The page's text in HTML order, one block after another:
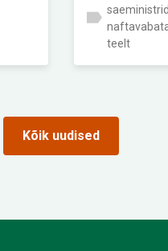
teelt
Kõik uudised